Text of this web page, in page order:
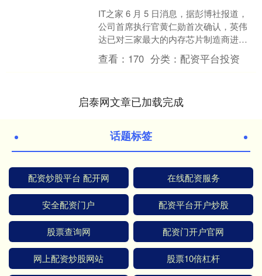
IT之家 6 月 5 日消息，据彭博社报道，
公司首席执行官黄仁勋首次确认，英伟
达已对三家最大的内存芯片制造商进行
了认证，允许其为英伟达的人工智能
（AI）加速器供....
查看： 170 分类：配资平台投资
启泰网文章已加载完成
话题标签
配资炒股平台 配开网 在线配资服务
安全配资门户 配资平台开户炒股
股票查询网 配资门开户官网
网上配资炒股网站 股票10倍杠杆